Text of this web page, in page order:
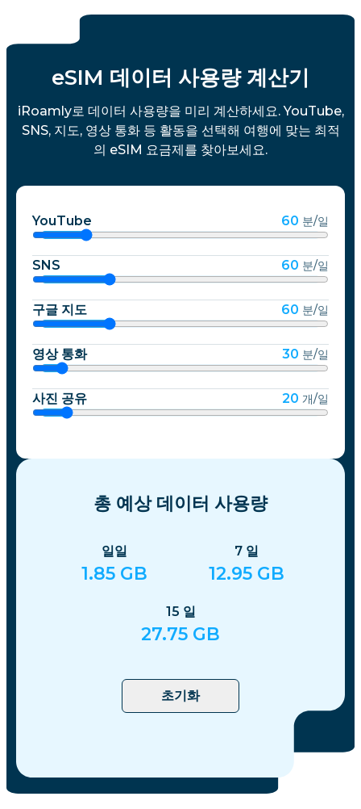
eSIM 데이터 사용량 계산기
iRoamly로 데이터 사용량을 미리 계산하세요. YouTube,
SNS, 지도, 영상 통화 등 활동을 선택해 여행에 맞는 최적
의 eSIM 요금제를 찾아보세요.
YouTube 60 분/일
SNS 60 분/일
구글 지도 60 분/일
영상 통화 30 분/일
사진 공유 20 개/일
총 예상 데이터 사용량
일일
1.85 GB
7 일
12.95 GB
15 일
27.75 GB
초기화